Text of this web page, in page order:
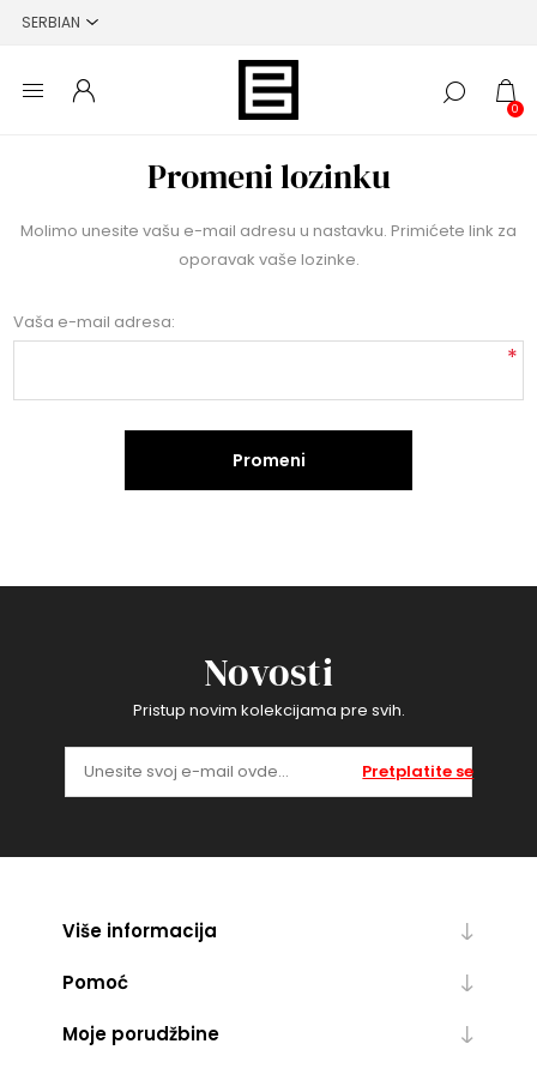
0
Promeni lozinku
Molimo unesite vašu e-mail adresu u nastavku. Primićete link za
oporavak vaše lozinke.
Vaša e-mail adresa:
*
Promeni
Novosti
Pristup novim kolekcijama pre svih.
Pretplatite se
Više informacija
Pomoć
Moje porudžbine